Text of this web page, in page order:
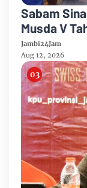
Sabam
Musda V
Demokrat
Jambi24Jam
Aug 12, 2026